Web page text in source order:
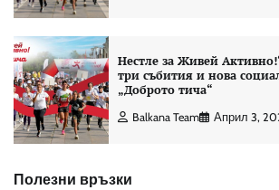
Нестле за Живей
три събития и нова
„Доброто тича“
Balkana Team Април 3,
Полезни връзки